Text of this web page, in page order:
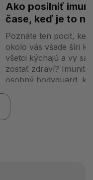
Ako posilniť
čase, keď je to
potrebné?
Poznáte ten pocit,
okolo vás všade šíri
všetci kýchajú a vy sa
zostať zdraví? Imunita
osobný bodyguard,
a všetkými možnými
nástrahami. Aby sme